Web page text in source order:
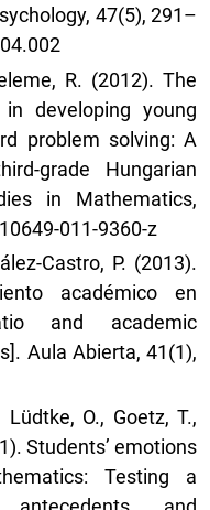
47(5), 291–
R. (2012). The
developing young
problem solving: A
grade Hungarian
in Mathematics,
011-9360-z
Castro, P. (2013).
académico en
and academic
Aula Abierta, 41(1),
O., Goetz, T.,
Students’ emotions
Testing a